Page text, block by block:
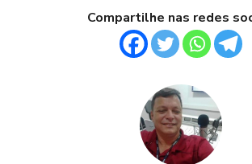
Compartilhe nas redes